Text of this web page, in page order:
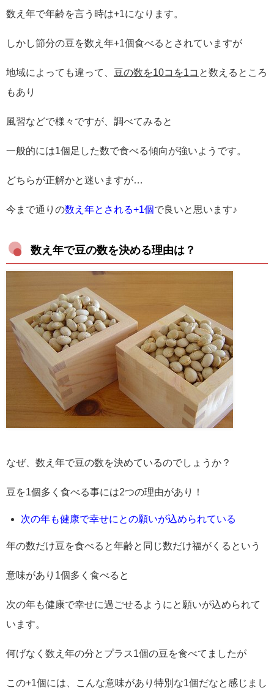
数え年で年齢を言う時は+1になります。
しかし節分の豆を数え年+1個食べるとされていますが
地域によっても違って、 豆の数を10コを1コ と数えるところ
もあり
風習などで様々ですが、調べてみると
一般的には1個足した数で食べる傾向が強いようです。
どちらが正解かと迷いますが…
今まで通りの数え年とされる+1個で良いと思います♪
数え年で豆の数を決める理由は？
なぜ、数え年で豆の数を決めているのでしょうか？
豆を1個多く食べる事には2つの理由があり！
次の年も健康で幸せにとの願いが込められている
年の数だけ豆を食べると年齢と同じ数だけ福がくるという
意味があり1個多く食べると
次の年も健康で幸せに過ごせるようにと願いが込められて
います。
何げなく数え年の分とプラス1個の豆を食べてましたが
この+1個には、こんな意味があり特別な1個だなと感じまし